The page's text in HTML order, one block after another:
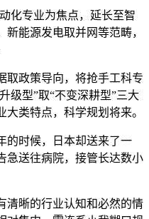
专业为焦点，延长至智
能源发电取并网等范畴，
政策导向，将抢手工科专
级型”取“不变深耕型”三大
类特点，科学规划将来。
时候，日本却送来了一
急送往病院，接管长达数小
晰的行业认知和必然的情